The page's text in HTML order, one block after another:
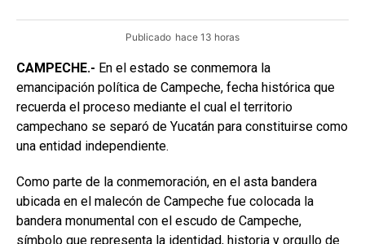
Publicado hace 13 horas
CAMPECHE.- En el estado se conmemora la
emancipación política de Campeche, fecha histórica que
recuerda el proceso mediante el cual el territorio
campechano se separó de Yucatán para constituirse como
una entidad independiente.
Como parte de la conmemoración, en el asta bandera
ubicada en el malecón de Campeche fue colocada la
bandera monumental con el escudo de Campeche,
símbolo que representa la identidad, historia y orgullo de